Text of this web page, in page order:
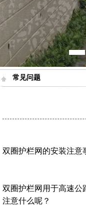
常见问题
双圈护栏网的安装注意
双圈护栏网用于高速公
注意什么呢？